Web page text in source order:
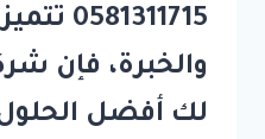
والخبرة، فإن
لك أفضل